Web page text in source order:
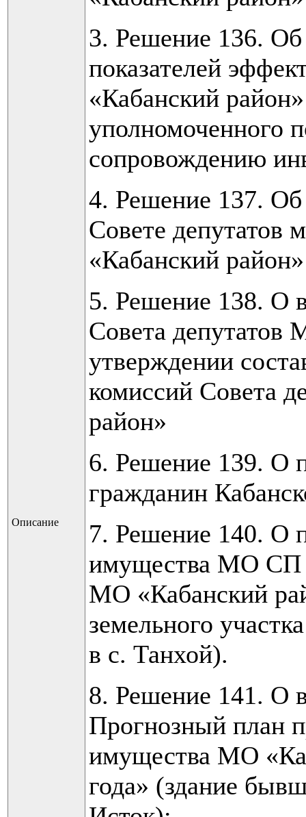
Описание
3. Решение 136. Об
показателей
«Кабанский
уполномоченного
сопровождению
4. Решение 137.
Совете депутатов
«Кабанский
5. Решение 138. О
Совета
утверждении
комиссий Совета
район»
6. Решение 139. О
гражданин
7. Решение 140. О
имущества МО СП
МО «Кабанский
земельного
в с. Танхой).
8. Решение 141. О
Прогнозный план
имущества МО
года» (здание